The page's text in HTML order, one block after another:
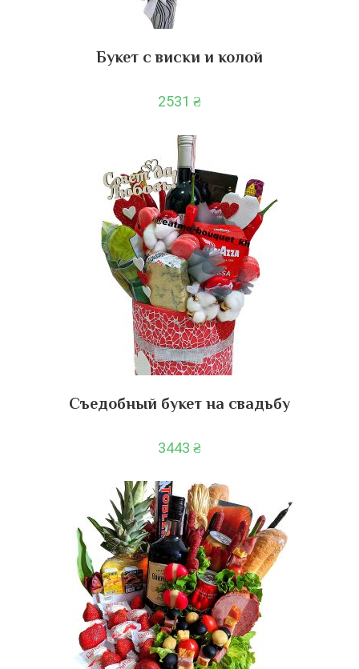
Букет с виски и колой
2531 ₴
Съедобный букет на свадьбу
3443 ₴